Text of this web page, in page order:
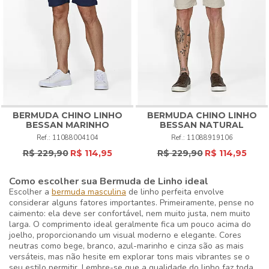
Bermuda Masculina Moda Masculina
BERMUDA CHINO LINHO
BESSAN MARINHO
11088004104
R$ 229,90 R$ 114,95
BERMUDA CHINO LINHO
BESSAN NATURAL
11088919106
R$ 229,90 R$ 114,95
Como escolher sua Bermuda de Linho ideal
Escolher a bermuda masculina de linho perfeita envolve
considerar alguns fatores importantes. Primeiramente, pense no
caimento: ela deve ser confortável, nem muito justa, nem muito
larga. O comprimento ideal geralmente fica um pouco acima do
joelho, proporcionando um visual moderno e elegante. Cores
neutras como bege, branco, azul-marinho e cinza são as mais
versáteis, mas não hesite em explorar tons mais vibrantes se o